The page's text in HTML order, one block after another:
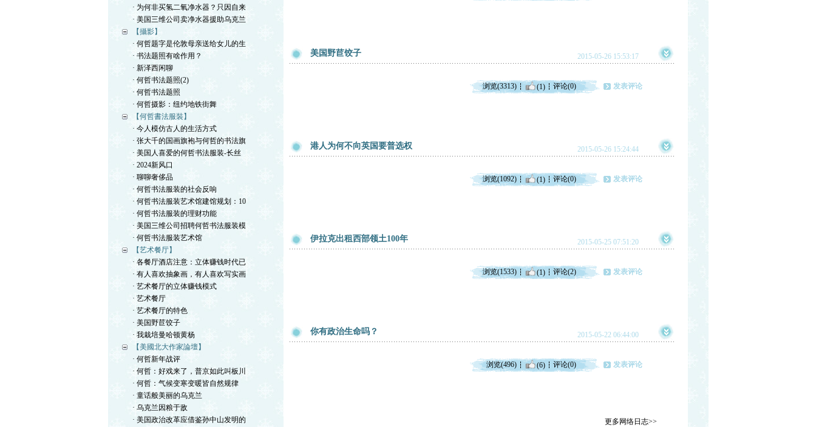
· 为何非买氢二氧净水器？只因自来
· 美国三维公司卖净水器援助乌克兰
【攝影】
· 何哲题字是伦敦母亲送给女儿的生
· 书法题照有啥作用？
· 新泽西闲聊
· 何哲书法题照(2)
· 何哲书法题照
· 何哲摄影：纽约地铁街舞
【何哲書法服裝】
· 今人模仿古人的生活方式
· 张大千的国画旗袍与何哲的书法旗
· 美国人喜爱的何哲书法服装-长丝
· 2024新风口
· 聊聊奢侈品
· 何哲书法服装的社会反响
· 何哲书法服装艺术馆建馆规划：10
· 何哲书法服装的理财功能
· 美国三维公司招聘何哲书法服装模
· 何哲书法服装艺术馆
【艺术餐厅】
· 各餐厅酒店注意：立体赚钱时代已
· 有人喜欢抽象画，有人喜欢写实画
· 艺术餐厅的立体赚钱模式
· 艺术餐厅
· 艺术餐厅的特色
· 美国野苣饺子
· 我栽培曼哈顿黄杨
【美國北大作家論壇】
· 何哲新年战评
· 何哲：好戏来了，普京如此叫板川
· 何哲：气候变寒变暖皆自然规律
· 童话般美丽的乌克兰
· 乌克兰因粮于敌
· 美国政治改革应借鉴孙中山发明的
美国野苣饺子 2015-05-26 15:53:17
浏览(3313) (1) 评论(0) 发表评论
港人为何不向英国要普选权 2015-05-26 15:24:44
浏览(1092) (1) 评论(0) 发表评论
伊拉克出租西部领土100年 2015-05-25 07:51:20
浏览(1533) (1) 评论(2) 发表评论
你有政治生命吗？ 2015-05-22 06:44:00
浏览(496) (6) 评论(0) 发表评论
更多网络日志>>